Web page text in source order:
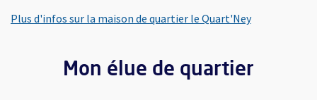
Plus d'infos sur la maison de quartier le Quart'Ney, Ouvre une
Mon élue de quartier